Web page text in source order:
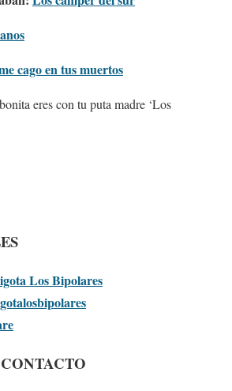
cago en tus muertos
eres con tu puta madre ‘Los
Los Bipolares